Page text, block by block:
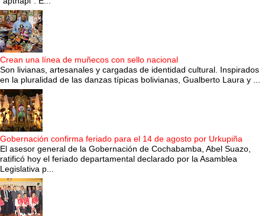
Crean una línea de muñecos con sello nacional
Son livianas, artesanales y cargadas de identidad cultural. Inspirados
en la pluralidad de las danzas típicas bolivianas, Gualberto Laura y ...
Gobernación confirma feriado para el 14 de agosto por Urkupiña
El asesor general de la Gobernación de Cochabamba, Abel Suazo,
ratificó hoy el feriado departamental declarado por la Asamblea
Legislativa p...